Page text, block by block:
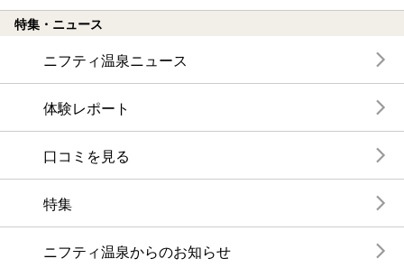
特集・ニュース
ニフティ温泉ニュース
体験レポート
口コミを見る
特集
ニフティ温泉からのお知らせ